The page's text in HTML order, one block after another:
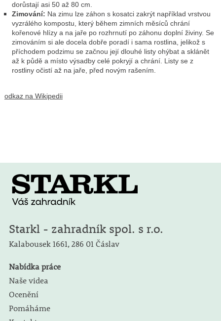
dorůstají asi 50 až 80 cm.
Zimování: Na zimu lze záhon s kosatci zakrýt například vrstvou
vyzrálého kompostu, který během zimních měsíců chrání
kořenové hlízy a na jaře po rozhrnutí po záhonu doplní živiny. Se
zimováním si ale docela dobře poradí i sama rostlina, jelikož s
příchodem podzimu se začnou její dlouhé listy ohýbat a sklánět
až k půdě a místo výsadby celé pokryjí a chrání. Listy se z
rostliny očistí až na jaře, před novým rašením.
odkaz na Wikipedii
Starkl - zahradník spol. s r.o.
Kalabousek 1661, 286 01 Čáslav
Nabídka práce
Naše videa
Ocenění
Pomáháme